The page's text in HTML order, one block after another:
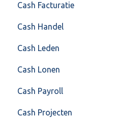
API 4.0 (REST API)
Cash Facturatie
Factureren
Instellingen
Algemeen
Formulierlayout
Cash Handel
Inkoop
Verkoop
Voorraad
Overig
Cash Leden
Cash Lonen
Algemeen
Inrichting
Cash Payroll
Aangifte
Cash Projecten